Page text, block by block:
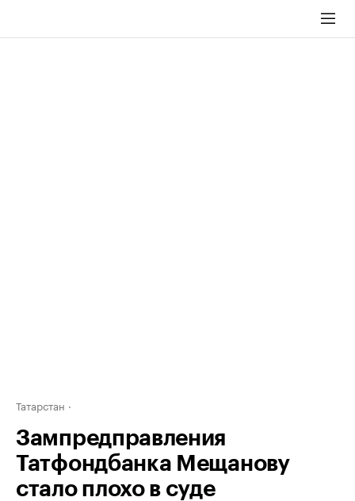
Татарстан
Зампредправления
Татфондбанка Мещанову
стало плохо в суде